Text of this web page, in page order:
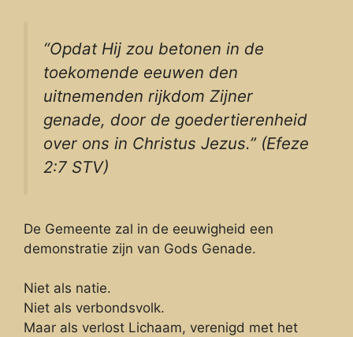
“Opdat Hij zou betonen in de
toekomende eeuwen den
uitnemenden rijkdom Zijner
genade, door de goedertierenheid
over ons in Christus Jezus.” (Efeze
2:7 STV)
De Gemeente zal in de eeuwigheid een
demonstratie zijn van Gods Genade.
Niet als natie.
Niet als verbondsvolk.
Maar als verlost Lichaam, verenigd met het